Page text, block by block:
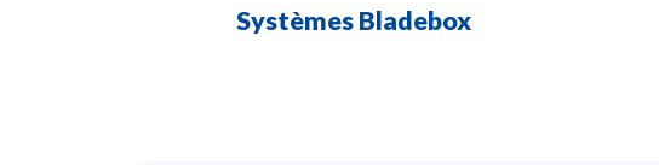
Systèmes Bladebox